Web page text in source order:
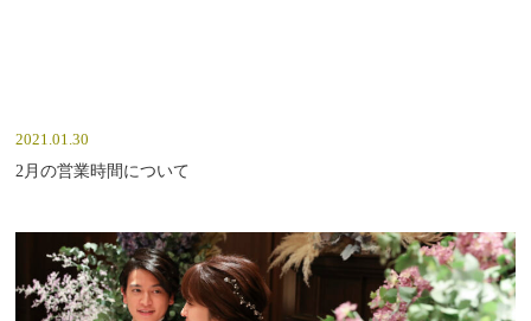
2021.01.30
2月の営業時間について